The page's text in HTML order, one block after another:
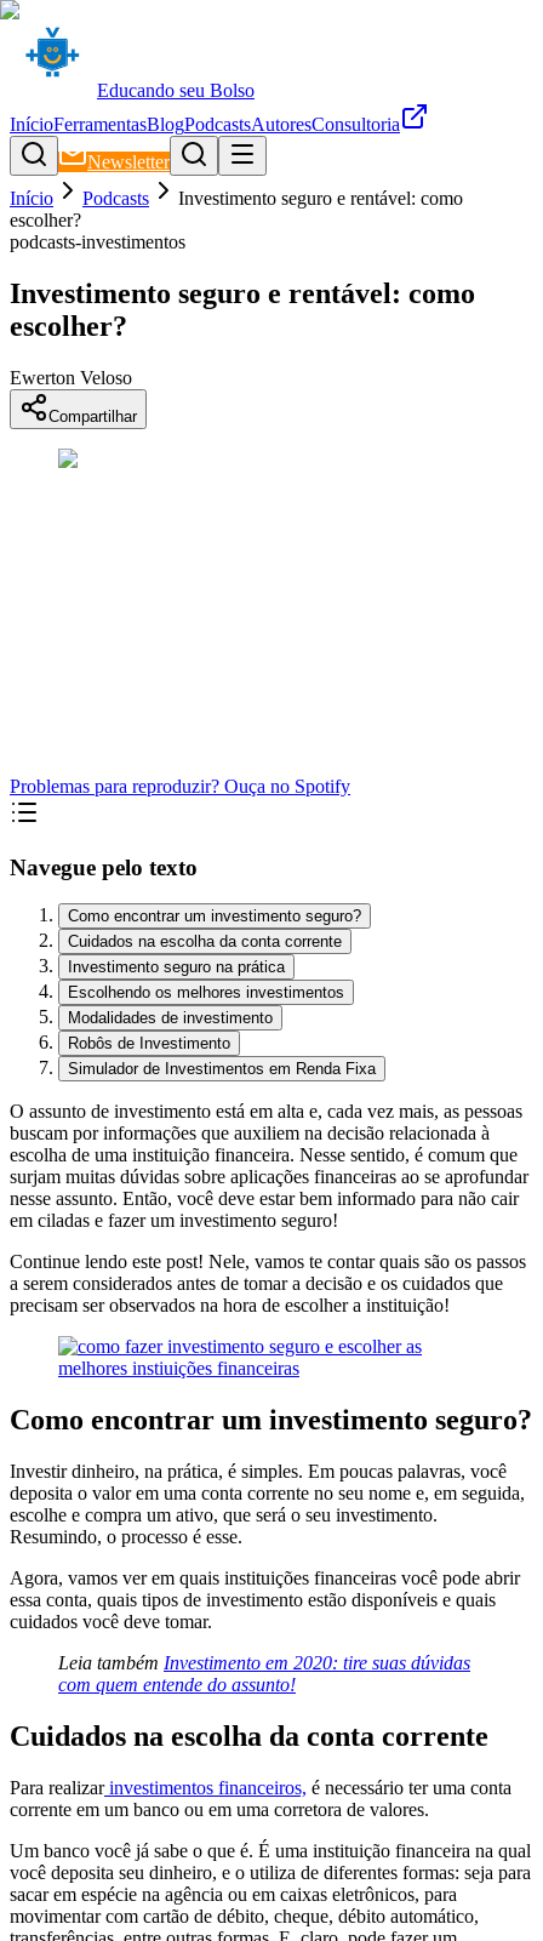
Educando seu Bolso
InícioFerramentasBlogPodcastsAutoresConsultoria
Newsletter
Início
Podcasts
Investimento seguro e rentável: como
escolher?
podcasts-investimentos
Investimento seguro e rentável: como
escolher?
Ewerton Veloso
Compartilhar
Problemas para reproduzir? Ouça no Spotify
Navegue pelo texto
Como encontrar um investimento seguro?
Cuidados na escolha da conta corrente
Investimento seguro na prática
Escolhendo os melhores investimentos
Modalidades de investimento
Robôs de Investimento
Simulador de Investimentos em Renda Fixa
O assunto de investimento está em alta e, cada vez mais, as pessoas
buscam por informações que auxiliem na decisão relacionada à
escolha de uma instituição financeira. Nesse sentido, é comum que
surjam muitas dúvidas sobre aplicações financeiras ao se aprofundar
nesse assunto. Então, você deve estar bem informado para não cair
em ciladas e fazer um investimento seguro!
Continue lendo este post! Nele, vamos te contar quais são os passos
a serem considerados antes de tomar a decisão e os cuidados que
precisam ser observados na hora de escolher a instituição!
Como encontrar um investimento seguro?
Investir dinheiro, na prática, é simples. Em poucas palavras, você
deposita o valor em uma conta corrente no seu nome e, em seguida,
escolhe e compra um ativo, que será o seu investimento.
Resumindo, o processo é esse.
Agora, vamos ver em quais instituições financeiras você pode abrir
essa conta, quais tipos de investimento estão disponíveis e quais
cuidados você deve tomar.
Leia também Investimento em 2020: tire suas dúvidas
com quem entende do assunto!
Cuidados na escolha da conta corrente
Para realizarinvestimentos financeiros, é necessário ter uma conta
corrente em um banco ou em uma corretora de valores.
Um banco você já sabe o que é. É uma instituição financeira na qual
você deposita seu dinheiro, e o utiliza de diferentes formas: seja para
sacar em espécie na agência ou em caixas eletrônicos, para
movimentar com cartão de débito, cheque, débito automático,